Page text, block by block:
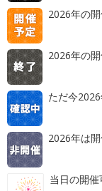
2026年の
2026年の
ただ今
2026年は
当日の開